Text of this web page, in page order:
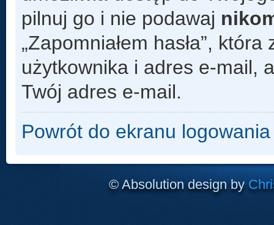
pilnuj go i nie podawaj
„Zapomniałem hasła”,
użytkownika i adres e-mail,
Twój adres e-mail.
Powrót do ekranu logowania
© Absolution design by